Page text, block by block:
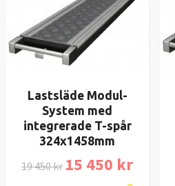
Lastsläde Modul-
System med
integrerade T-spår
324x1458mm
19 450 kr 15 450 kr